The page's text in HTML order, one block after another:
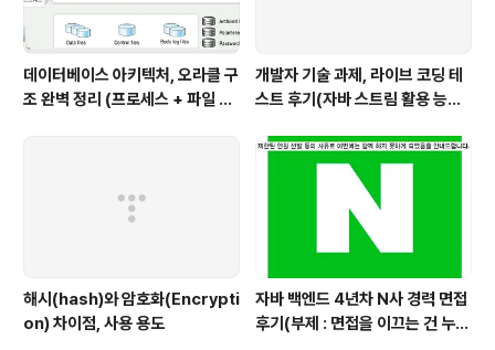
데이터베이스 아키텍처, 오라클 구
조 완벽 정리 (프로세스 + 파일 구
개발자 기술 과제, 라이브 코딩 테
스트 후기(자바 스트림 활용 능력
해시(hash)와 암호화(Encrypti
on) 차이점, 사용 용도
자바 백엔드 4년차 N사 경력 면접
후기(부제 : 면접을 이끄는 건 누구